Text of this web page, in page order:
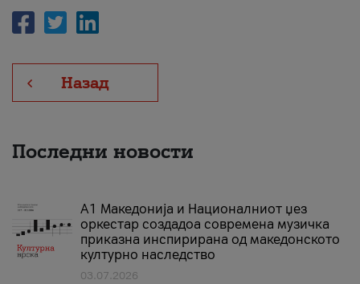
Назад
Последни новости
А1 Македонија и Националниот џез
оркестар создадоа современа музичка
приказна инспирирана од македонското
културно наследство
03.07.2026